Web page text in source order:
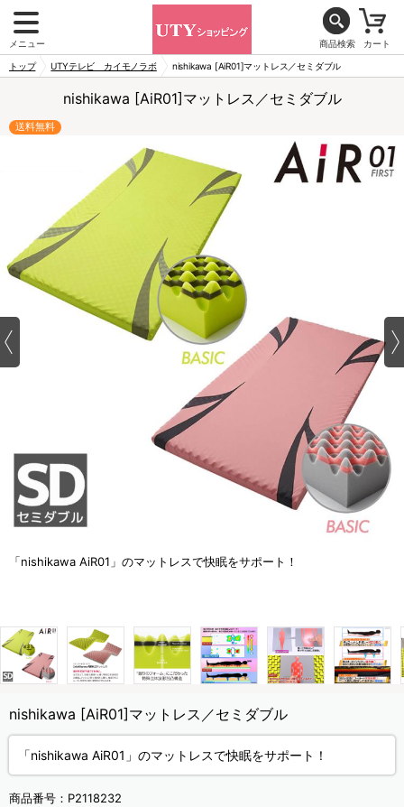
メニュー 商品検索 カート
トップ UTYテレビ カイモノラボ nishikawa [AiR01]マットレス／セミダブル
nishikawa [AiR01]マットレス／セミダブル
送料無料
「nishikawa AiR01」のマットレスで快眠をサポート！
nishikawa [AiR01]マットレス／セミダブル
「nishikawa AiR01」のマットレスで快眠をサポート！
商品番号： P2118232